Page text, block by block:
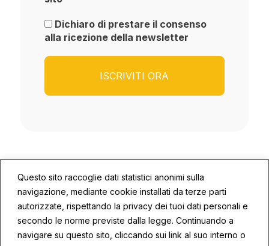
Questo sito raccoglie dati statistici anonimi sulla
navigazione, mediante cookie installati da terze parti
autorizzate, rispettando la privacy dei tuoi dati personali e
secondo le norme previste dalla legge. Continuando a
navigare su questo sito, cliccando sui link al suo interno o
Dichiaro di prestare il consenso
alla ricezione della newsletter
© 2026 ECOSYS | P.IVA: 02672590409